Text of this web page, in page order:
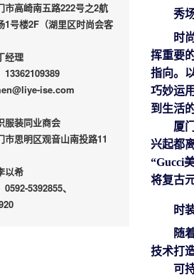
市高崎南五路222号之2航
1号楼2F（湖里区时尚会客
经理
13362109389
ise.com
服装同业商会
市思明区观音山南投路11
以希
5392855、
秀
时
挥重要
指向。
巧妙运
到生活
厦
兴起都
“Gucci
将复古
时
随
技术打
可